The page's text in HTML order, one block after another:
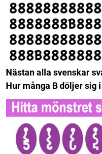
Nästan alla svenskar
Hur många B döljer sig